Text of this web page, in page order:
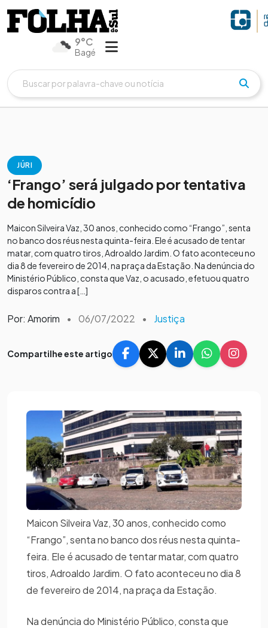
9°C
Bagé
JÚRI
‘Frango’ será julgado por tentativa
de homicídio
Maicon Silveira Vaz, 30 anos, conhecido como “Frango”, senta
no banco dos réus nesta quinta-feira. Ele é acusado de tentar
matar, com quatro tiros, Adroaldo Jardim. O fato aconteceu no
dia 8 de fevereiro de 2014, na praça da Estação. Na denúncia do
Ministério Público, consta que Vaz, o acusado, efetuou quatro
disparos contra a […]
Por: Amorim • 06/07/2022 • Justiça
Compartilhe este artigo
Maicon Silveira Vaz, 30 anos, conhecido como
“Frango”, senta no banco dos réus nesta quinta-
feira. Ele é acusado de tentar matar, com quatro
tiros, Adroaldo Jardim. O fato aconteceu no dia 8
de fevereiro de 2014, na praça da Estação.
Na denúncia do Ministério Público, consta que